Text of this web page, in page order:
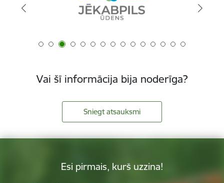
Vai šī informācija bija noderīga?
Sniegt atsauksmi
Esi pirmais, kurš uzzina!